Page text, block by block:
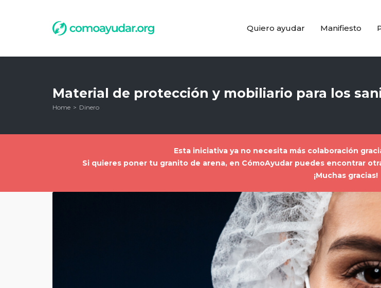
Quiero ayudar Manifiesto
Material de protección y mobiliario para los
Home Dinero
Esta iniciativa ya no necesita más colaboración
Si quieres poner tu granito de arena, en CómoAyudar puedes encontrar
¡Muchas gracias!